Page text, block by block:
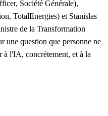
Société Générale),
TotalEnergies) et Stanislas
de la Transformation
une question que personne ne
à l'IA, concrètement, et à la